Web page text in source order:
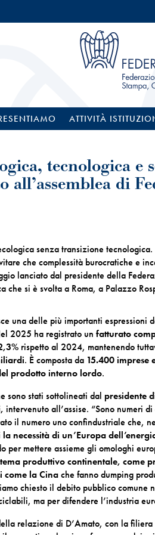
ATTIVITÀ
tecnologica e
all’assemblea di
senza transizione
che complessità burocratiche e
lanciato dal presidente della
che si è svolta a Roma, a Palazzo
una delle più importanti espressioni
2025 ha registrato unfatturato
rispetto al 2024, mantenendo
. È composta da 15.400 imprese
prodotto interno lordo.
sono stati sottolineati dal presidente
intervenuto all’assise. “Sono numeri
il numero uno confindustriale che,
la necessità di un’Europa
per mettere assieme gli omologhi
produttivo continentale, come
come la Cinache fanno dumping
chiesto il debito pubblico comune
ma per difendere l’industria
relazione di D’Amato, con la